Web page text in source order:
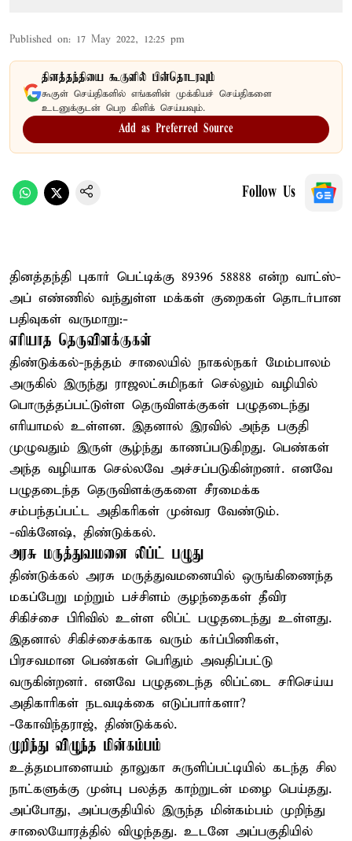
Published on: 17 May 2022, 12:25 pm
தினத்தந்தியை கூகுளில் பின்தொடரவும்
கூகுள் செய்திகளில் எங்களின் முக்கியச் செய்திகளை
உடனுக்குடன் பெற கிளிக் செய்யவும்.
Add as Preferred Source
Follow Us
தினத்தந்தி புகார் பெட்டிக்கு 89396 58888 என்ற வாட்ஸ்-
அப் எண்ணில் வந்துள்ள மக்கள் குறைகள் தொடர்பான
பதிவுகள் வருமாறு:-
எரியாத தெருவிளக்குகள்
திண்டுக்கல்-நத்தம் சாலையில் நாகல்நகர் மேம்பாலம்
அருகில் இருந்து ராஜலட்சுமிநகர் செல்லும் வழியில்
பொருத்தப்பட்டுள்ள தெருவிளக்குகள் பழுதடைந்து
எரியாமல் உள்ளன. இதனால் இரவில் அந்த பகுதி
முழுவதும் இருள் சூழ்ந்து காணப்படுகிறது. பெண்கள்
அந்த வழியாக செல்லவே அச்சப்படுகின்றனர். எனவே
பழுதடைந்த தெருவிளக்குகளை சீரமைக்க
சம்பந்தப்பட்ட அதிகரிகள் முன்வர வேண்டும்.
-விக்னேஷ், திண்டுக்கல்.
அரசு மருத்துவமனை லிப்ட் பழுது
திண்டுக்கல் அரசு மருத்துவமனையில் ஒருங்கிணைந்த
மகப்பேறு மற்றும் பச்சிளம் குழந்தைகள் தீவிர
சிகிச்சை பிரிவில் உள்ள லிப்ட் பழுதடைந்து உள்ளது.
இதனால் சிகிச்சைக்காக வரும் கர்ப்பிணிகள்,
பிரசவமான பெண்கள் பெரிதும் அவதிப்பட்டு
வருகின்றனர். எனவே பழுதடைந்த லிப்ட்டை சரிசெய்ய
அதிகாரிகள் நடவடிக்கை எடுப்பார்களா?
-கோவிந்தராஜ், திண்டுக்கல்.
முறிந்து விழுந்த மின்கம்பம்
உத்தமபாளையம் தாலுகா சுருளிப்பட்டியில் கடந்த சில
நாட்களுக்கு முன்பு பலத்த காற்றுடன் மழை பெய்தது.
அப்போது, அப்பகுதியில் இருந்த மின்கம்பம் முறிந்து
சாலையோரத்தில் விழுந்தது. உடனே அப்பகுதியில்